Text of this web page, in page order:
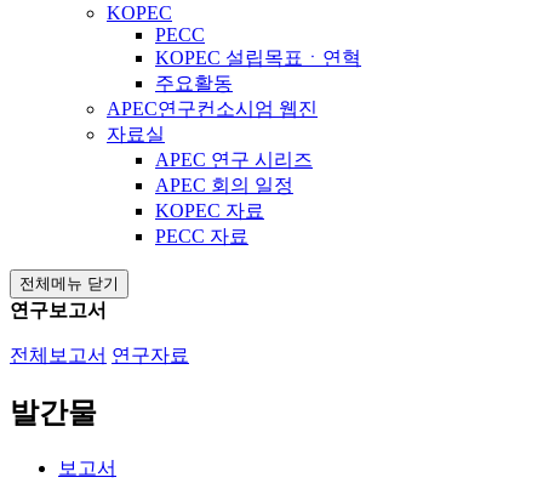
KOPEC
PECC
KOPEC 설립목표ㆍ연혁
주요활동
APEC연구컨소시엄 웹진
자료실
APEC 연구 시리즈
APEC 회의 일정
KOPEC 자료
PECC 자료
전체메뉴 닫기
연구보고서
전체보고서 연구자료
발간물
보고서